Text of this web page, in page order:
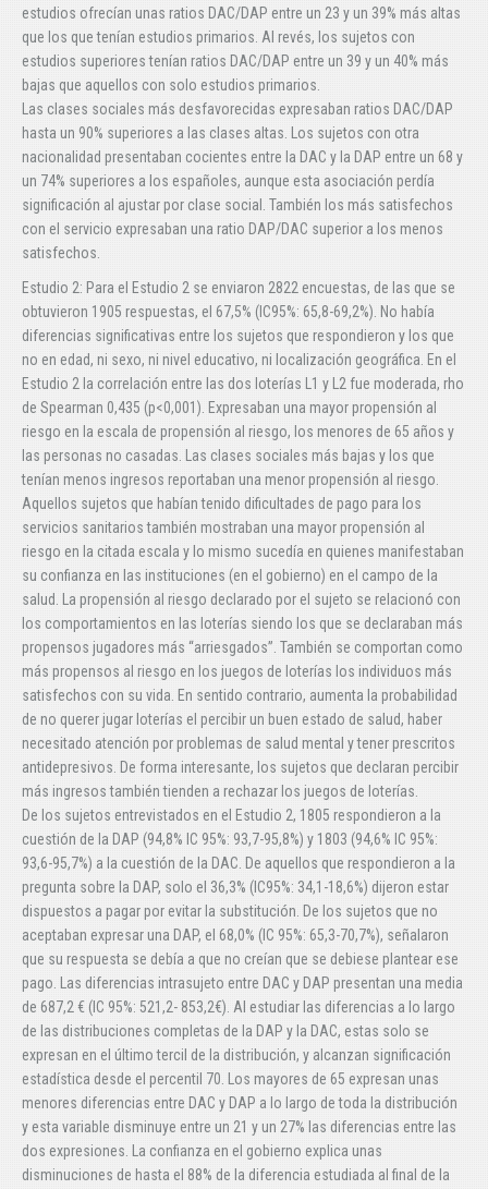
estudios ofrecían unas ratios DAC/DAP entre un 23 y un 39% más altas
que los que tenían estudios primarios. Al revés, los sujetos con
estudios superiores tenían ratios DAC/DAP entre un 39 y un 40% más
bajas que aquellos con solo estudios primarios.
Las clases sociales más desfavorecidas expresaban ratios DAC/DAP
hasta un 90% superiores a las clases altas. Los sujetos con otra
nacionalidad presentaban cocientes entre la DAC y la DAP entre un 68 y
un 74% superiores a los españoles, aunque esta asociación perdía
significación al ajustar por clase social. También los más satisfechos
con el servicio expresaban una ratio DAP/DAC superior a los menos
satisfechos.
Estudio 2: Para el Estudio 2 se enviaron 2822 encuestas, de las que se
obtuvieron 1905 respuestas, el 67,5% (IC95%: 65,8-69,2%). No había
diferencias significativas entre los sujetos que respondieron y los que
no en edad, ni sexo, ni nivel educativo, ni localización geográfica. En el
Estudio 2 la correlación entre las dos loterías L1 y L2 fue moderada, rho
de Spearman 0,435 (p<0,001). Expresaban una mayor propensión al
riesgo en la escala de propensión al riesgo, los menores de 65 años y
las personas no casadas. Las clases sociales más bajas y los que
tenían menos ingresos reportaban una menor propensión al riesgo.
Aquellos sujetos que habían tenido dificultades de pago para los
servicios sanitarios también mostraban una mayor propensión al
riesgo en la citada escala y lo mismo sucedía en quienes manifestaban
su confianza en las instituciones (en el gobierno) en el campo de la
salud. La propensión al riesgo declarado por el sujeto se relacionó con
los comportamientos en las loterías siendo los que se declaraban más
propensos jugadores más “arriesgados”. También se comportan como
más propensos al riesgo en los juegos de loterías los individuos más
satisfechos con su vida. En sentido contrario, aumenta la probabilidad
de no querer jugar loterías el percibir un buen estado de salud, haber
necesitado atención por problemas de salud mental y tener prescritos
antidepresivos. De forma interesante, los sujetos que declaran percibir
más ingresos también tienden a rechazar los juegos de loterías.
De los sujetos entrevistados en el Estudio 2, 1805 respondieron a la
cuestión de la DAP (94,8% IC 95%: 93,7-95,8%) y 1803 (94,6% IC 95%:
93,6-95,7%) a la cuestión de la DAC. De aquellos que respondieron a la
pregunta sobre la DAP, solo el 36,3% (IC95%: 34,1-18,6%) dijeron estar
dispuestos a pagar por evitar la substitución. De los sujetos que no
aceptaban expresar una DAP, el 68,0% (IC 95%: 65,3-70,7%), señalaron
que su respuesta se debía a que no creían que se debiese plantear ese
pago. Las diferencias intrasujeto entre DAC y DAP presentan una media
de 687,2 € (IC 95%: 521,2- 853,2€). Al estudiar las diferencias a lo largo
de las distribuciones completas de la DAP y la DAC, estas solo se
expresan en el último tercil de la distribución, y alcanzan significación
estadística desde el percentil 70. Los mayores de 65 expresan unas
menores diferencias entre DAC y DAP a lo largo de toda la distribución
y esta variable disminuye entre un 21 y un 27% las diferencias entre las
dos expresiones. La confianza en el gobierno explica unas
disminuciones de hasta el 88% de la diferencia estudiada al final de la